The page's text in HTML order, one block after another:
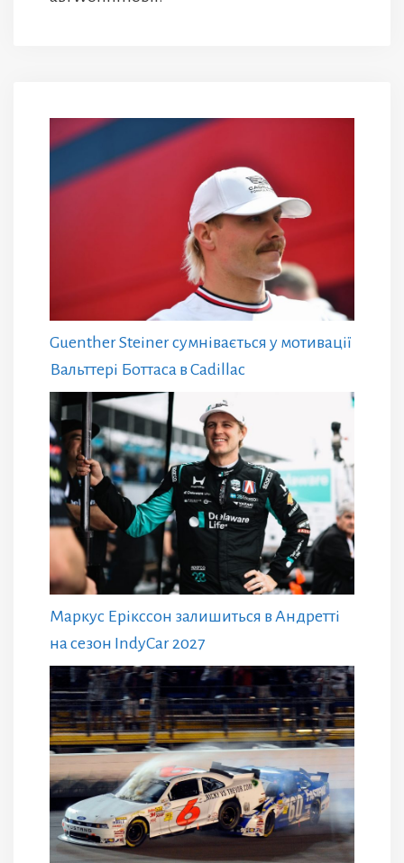
Guenther Steiner сумнівається у мотивації
Вальттері Боттаса в Cadillac
Маркус Ерікссон залишиться в Андретті
на сезон IndyCar 2027